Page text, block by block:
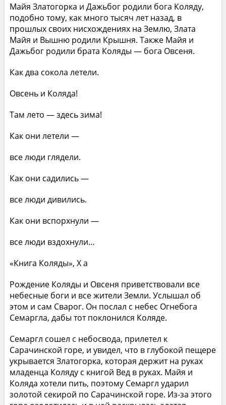
Майя Златогорка и Дажьбог родили бога Коляду,
подобно тому, как много тысяч лет назад, в
прошлых своих нисхождениях на Землю, Злата
Майя и Вышню родили Крышня. Также Майя и
Дажьбог родили брата Коляды — бога Овсеня.
Как два сокола летели.
Овсень и Коляда!
Там лето — здесь зима!
Как они летели —
все люди глядели.
Как они садились —
все люди дивились.
Как они вспорхнули —
все люди вздохнули…
«Книга Коляды», X а
Рождение Коляды и Овсеня приветствовали все
небесные боги и все жители Земли. Услышал об
этом и сам Сварог. Он послал с небес Огнебога
Семаргла, дабы тот поклонился Коляде.
Семаргл сошел с небосвода, прилетел к
Сарачинской горе, и увидел, что в глубокой пещере
укрывается Златогорка, которая держит на руках
младенца Коляду с книгой Вед в руках. Майя и
Коляда хотели пить, поэтому Семаргл ударил
золотой секирой по Сарачинской горе. Из-за этого